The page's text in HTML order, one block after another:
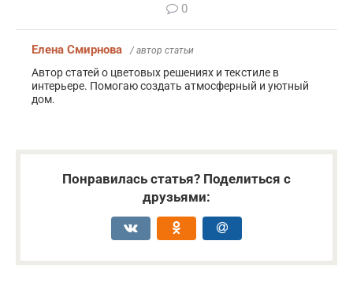
0
Елена Смирнова / автор статьи
Автор статей о цветовых решениях и текстиле в
интерьере. Помогаю создать атмосферный и уютный
дом.
Понравилась статья? Поделиться с
друзьями: